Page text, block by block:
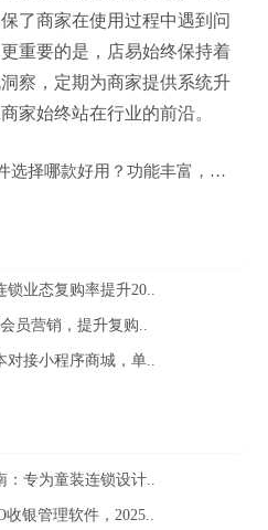
了商家在使用过程中遇到问
重要的是，店易始终保持着
察，定期为商家提供系统升
家始终站在行业的前沿。
选择哪款好用？功能丰富，稳定高
业态复购率提升20..
员营销，提升复购..
接小程序商城，单..
专为童装连锁设计..
银管理软件，2025..